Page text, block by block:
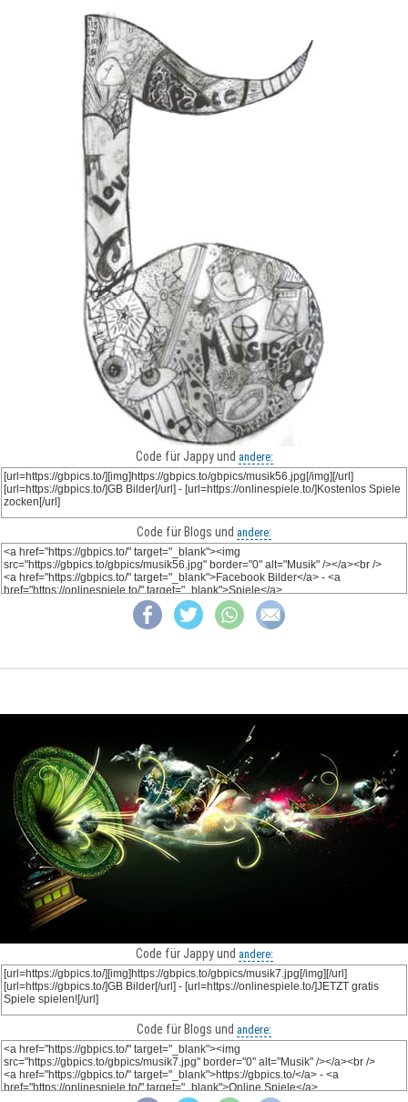
Code für Jappy und andere:
Code für Blogs und andere:
Code für Jappy und andere:
Code für Blogs und andere: